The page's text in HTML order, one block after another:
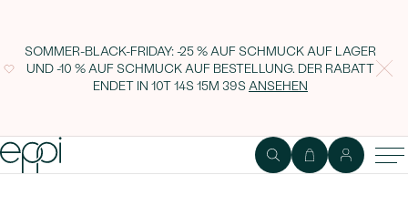
SOMMER-BLACK-FRIDAY: -25 % AUF SCHMUCK AUF LAGER
UND -10 % AUF SCHMUCK AUF BESTELLUNG. DER RABATT
ENDET IN10T 14S 15M 38S ANSEHEN